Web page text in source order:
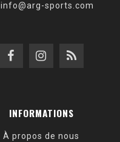
info@arg-sports.com
INFORMATIONS
À propos de nous